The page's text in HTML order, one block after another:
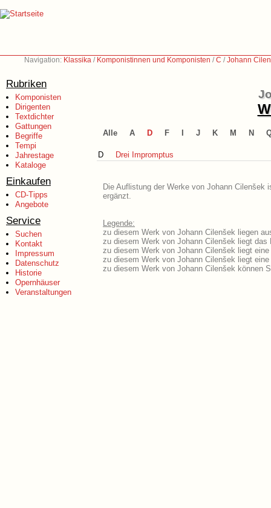
Navigation: Klassika / Komponistinnen und Komponisten /C /Johann
Rubriken
Komponisten
Dirigenten
Textdichter
Gattungen
Begriffe
Tempi
Jahrestage
Kataloge
Einkaufen
CD-Tipps
Angebote
Service
Suchen
Kontakt
Impressum
Datenschutz
Historie
Opernhäuser
Veranstaltungen
Alle A D F J K M N
D Drei Impromptus
Die Auflistung der Werke von Johann
ergänzt.
Legende:
zu diesem Werk von Johann Cilenšek liegen
zu diesem Werk von Johann Cilenšek liegt das
zu diesem Werk von Johann Cilenšek liegt
zu diesem Werk von Johann Cilenšek liegt
zu diesem Werk von Johann Cilenšek können